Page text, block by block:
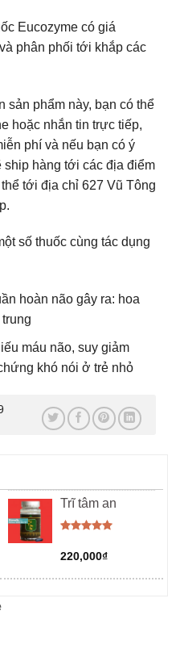
Eucozyme có giá
phân phối tới khắp các
sản phẩm này, bạn có thể
hoặc nhắn tin trực tiếp,
phí và nếu bạn có ý
ship hàng tới các địa điểm
tới địa chỉ 627 Vũ Tông
số thuốc cùng tác dụng
hoàn não gây ra: hoa
máu não, suy giảm
khó nói ở trẻ nhỏ
Trĩ tâm an
hạng5.00
5 sao
220,000₫